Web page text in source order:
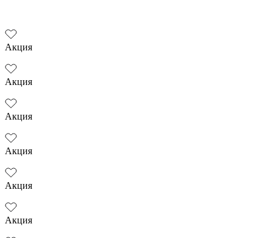
Акция
Акция
Акция
Акция
Акция
Акция